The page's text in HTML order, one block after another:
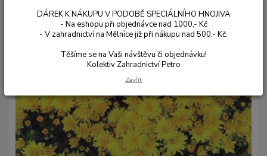
DÁREK K NÁKUPU V PODOBĚ SPECIÁLNÍHO HNOJIVA
- Na eshopu při objednávce nad 1000,- Kč
- V zahradnictví na Mělníce již při nákupu nad 500,- Kč.
Těšíme se na Vaši návštěvu či objednávku!
Kolektiv Zahradnictví Petro
Zavřít